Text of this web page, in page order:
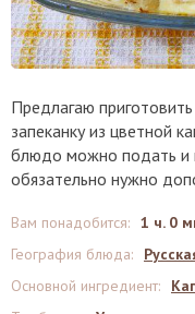
Предлагаю
запеканку из цветной
блюдо можно подать и
обязательно нужно
Вам понадобится: 1 ч. 0
География блюда:
Основной ингредиент: